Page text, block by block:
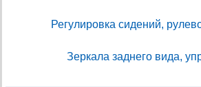
Регулировка сидений,
Зеркала заднего вида,